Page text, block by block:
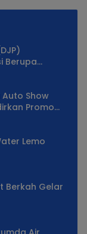
Berupa
Show
Promo
Lemo
Berkah Gelar